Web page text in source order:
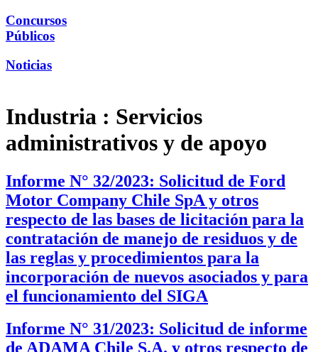
Concursos
Públicos
Noticias
Industria : Servicios
administrativos y de apoyo
Informe N° 32/2023: Solicitud de Ford
Motor Company Chile SpA y otros
respecto de las bases de licitación para la
contratación de manejo de residuos y de
las reglas y procedimientos para la
incorporación de nuevos asociados y para
el funcionamiento del SIGA
Informe N° 31/2023: Solicitud de informe
de ADAMA Chile S.A. y otros respecto de